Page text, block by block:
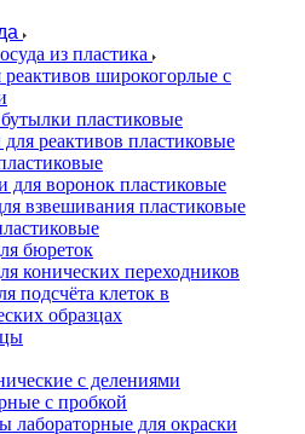
из пластика
реактивов широкогорлые с
пластиковые
реактивов пластиковые
для воронок пластиковые
взвешивания пластиковые
бюреток
конических переходников
подсчёта клеток в
образцах
с делениями
с пробкой
лабораторные для окраски